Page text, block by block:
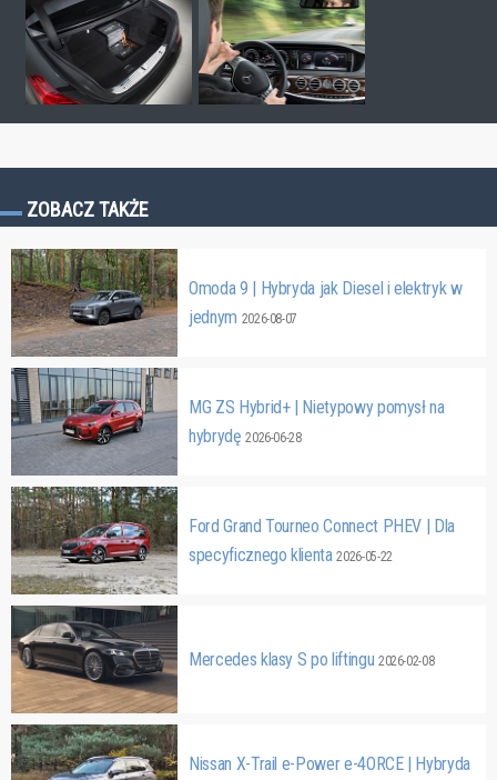
ZOBACZ TAKŻE
Omoda 9 | Hybryda jak Diesel i elektryk w
jednym 2026-08-07
MG ZS Hybrid+ | Nietypowy pomysł na
hybrydę2026-06-28
Ford Grand Tourneo Connect PHEV | Dla
specyficznego klienta2026-05-22
Mercedes klasy S po liftingu 2026-02-08
Nissan X-Trail e-Power e-4ORCE | Hybryda